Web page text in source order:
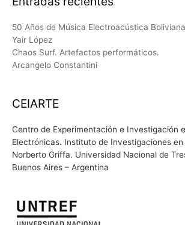
50 Años de Música Electroacústica
Yair López
Chaos Surf. Artefactos performáticos.
Arcangelo Constantini
CEIARTE
Centro de Experimentación e Investigación
Electrónicas. Instituto de Investigaciones
Norberto Griffa. Universidad Nacional de
Buenos Aires – Argentina